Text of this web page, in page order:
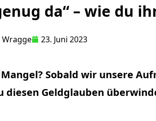
da“ – wie du
Wragge 23. Juni 2023
Sobald wir unsere
diesen Geldglauben